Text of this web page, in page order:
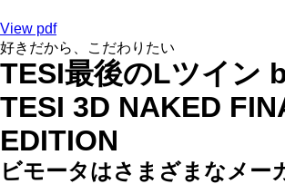
View pdf
好きだから、こだわりたい
TESI最後のLツイン
TESI 3D NAKED
EDITION
ビモータはさまざまなメー